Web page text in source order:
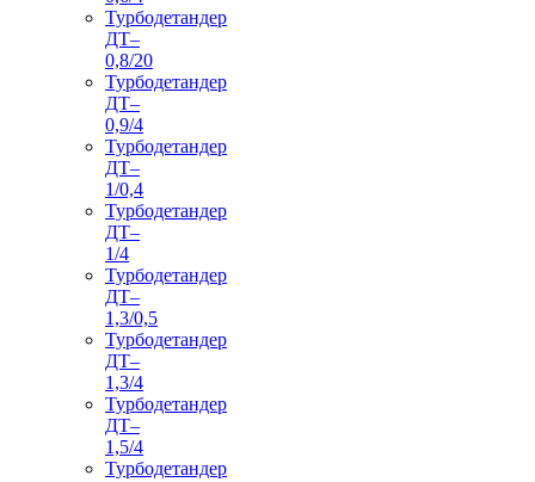
Турбодетандер
ДТ–
0,8/20
Турбодетандер
ДТ–
0,9/4
Турбодетандер
ДТ–
1/0,4
Турбодетандер
ДТ–
1/4
Турбодетандер
ДТ–
1,3/0,5
Турбодетандер
ДТ–
1,3/4
Турбодетандер
ДТ–
1,5/4
Турбодетандер